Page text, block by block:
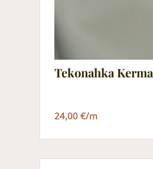
Tekonahka Kerma
24,00 €/m